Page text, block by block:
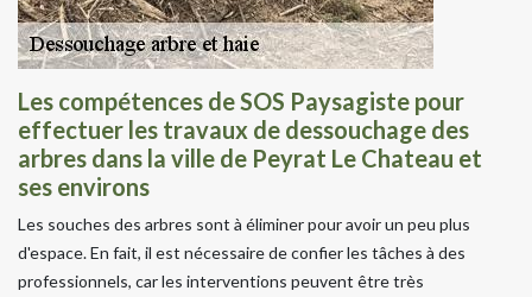
Les compétences de SOS Paysagiste pour
effectuer les travaux de dessouchage des
arbres dans la ville de Peyrat Le Chateau et
ses environs
Les souches des arbres sont à éliminer pour avoir un peu plus
d'espace. En fait, il est nécessaire de confier les tâches à des
professionnels, car les interventions peuvent être très